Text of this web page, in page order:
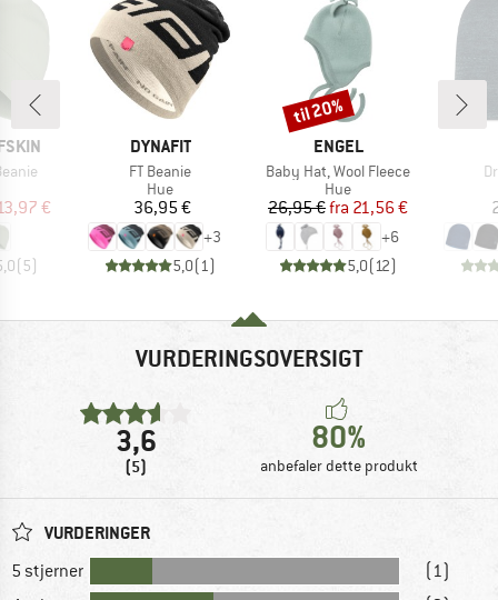
pris
€
(5)
MÆRKE
DYNAFIT
Artikel
FT Beanie
Produktgruppe
Hue
Pris
36,95 €
+3
5,0(1)
MÆRKE
ENGEL
Artikel
Baby Hat, Wool Fleece
Produktgruppe
Hue
Pris
26,95 € Nedsat pris
fra 21,56 €
+6
5,0(12)
Rabat
til 20%
VURDERINGSOVERSIGT
3,6
(5)
80%
anbefaler dette produkt
VURDERINGER
5 stjerner
(1)